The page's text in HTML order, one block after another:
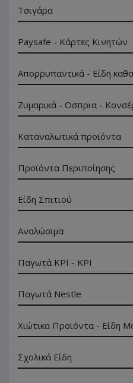
Τσιγάρα
Paysafe - Κάρτες Κινητών
Απορρυπαντικά - Είδη
Ζυμαρικά - Οσπρια -
Καταναλωτικά προϊόντα
Προϊόντα Περιποίησης
Είδη Σπιτιού
Αναλώσιμα
Παγωτά ΚΡΙ - ΚΡΙ
Παγωτά Nestle
Χιώτικα Προϊόντα - Είδη
Σχολικά Είδη